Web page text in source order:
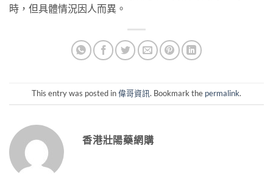
時，但具體情況因人而異。
This entry was posted in偉哥資訊. Bookmark the permalink.
香港壯陽藥網購